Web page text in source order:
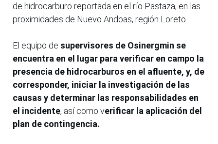
de hidrocarburo reportada en el río Pastaza, en las
proximidades de Nuevo Andoas, región Loreto.
El equipo de supervisores de Osinergmin se
encuentra en el lugar para verificar en campo la
presencia de hidrocarburos en el afluente, y, de
corresponder, iniciar la investigación de las
causas y determinar las responsabilidades en
el incidente, así como verificar la aplicación del
plan de contingencia.